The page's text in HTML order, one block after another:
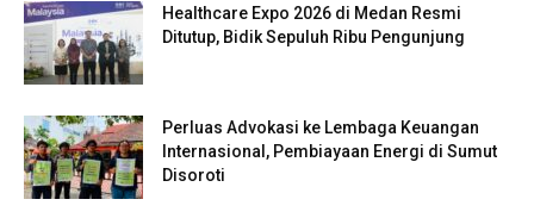
Healthcare Expo 2026 di Medan Resmi
Ditutup, Bidik Sepuluh Ribu Pengunjung
Perluas Advokasi ke Lembaga Keuangan
Internasional, Pembiayaan Energi di Sumut
Disoroti